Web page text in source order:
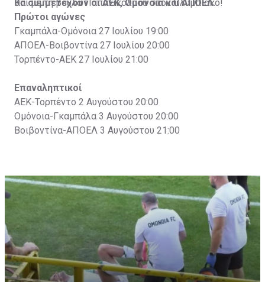
θα συμμετέχουν οι ΑΕΚ, Ομόνοια και ΑΠΟΕΛ.
Και με τη βούλα Παπανικολάου στον Ολυμπιακό!
Πρώτοι αγώνες
Γκαμπάλα-Ομόνοια 27 Ιουλίου 19:00
ΑΠΟΕΛ-Βοιβοντίνα 27 Ιουλίου 20:00
Τορπέντο-ΑΕΚ 27 Ιουλίου 21:00
Επαναληπτικοί
ΑΕΚ-Τορπέντο 2 Αυγούστου 20:00
Ομόνοια-Γκαμπάλα 3 Αυγούστου 20:00
Βοιβοντίνα-ΑΠΟΕΛ 3 Αυγούστου 21:00